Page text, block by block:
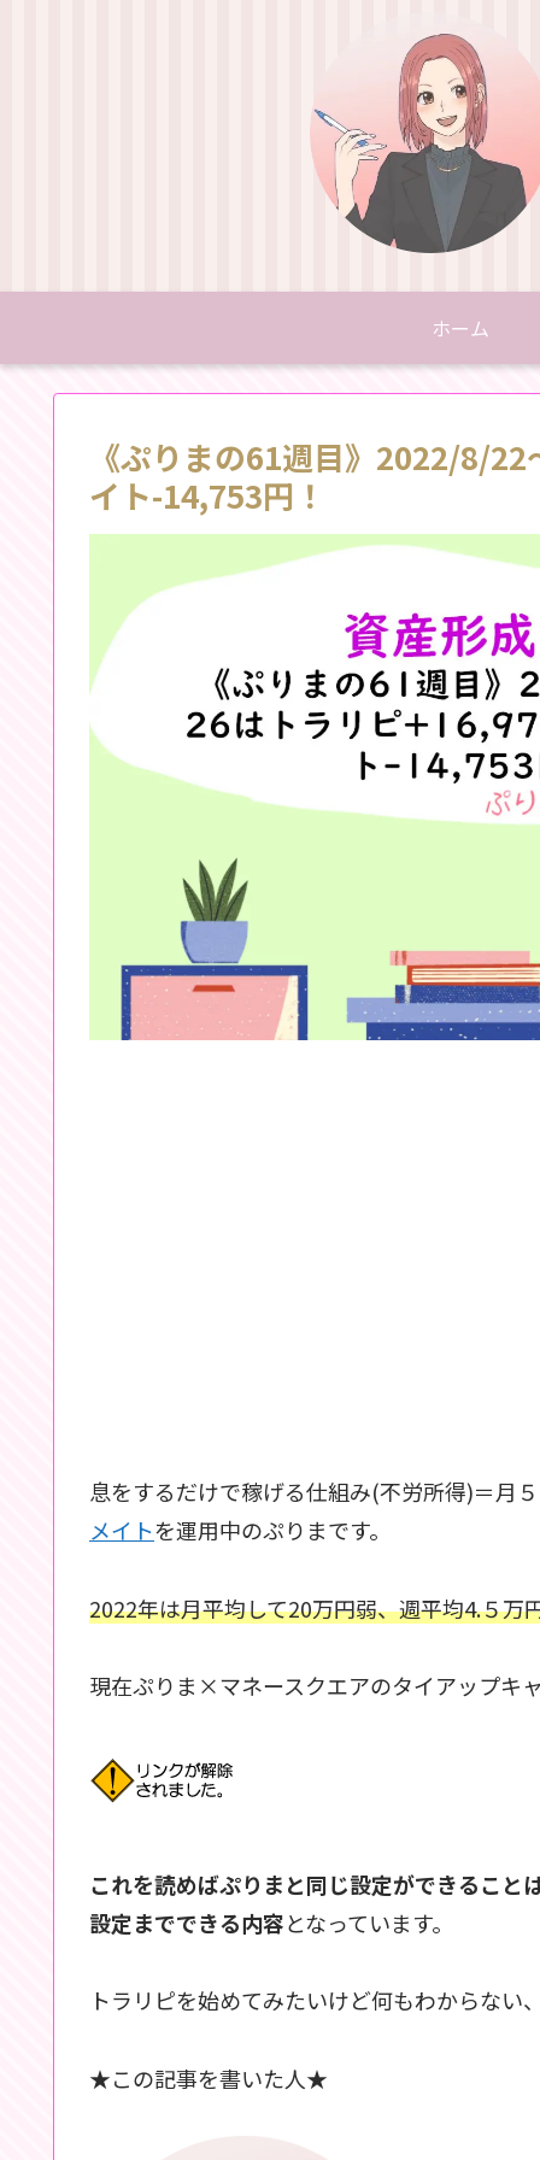
ホーム
《ぷりまの61週目》2022/8/
イト-14,753円！
息をするだけで稼げる仕組み(不労所得)＝月
メイトを運用中のぷりまです。
2022年は月平均して20万円弱、週平均4.５万
現在ぷりま×マネースクエアのタイアップキ
これを読めばぷりまと同じ設定ができるこ
設定までできる内容となっています。
トラリピを始めてみたいけど何もわからな
★この記事を書いた人★